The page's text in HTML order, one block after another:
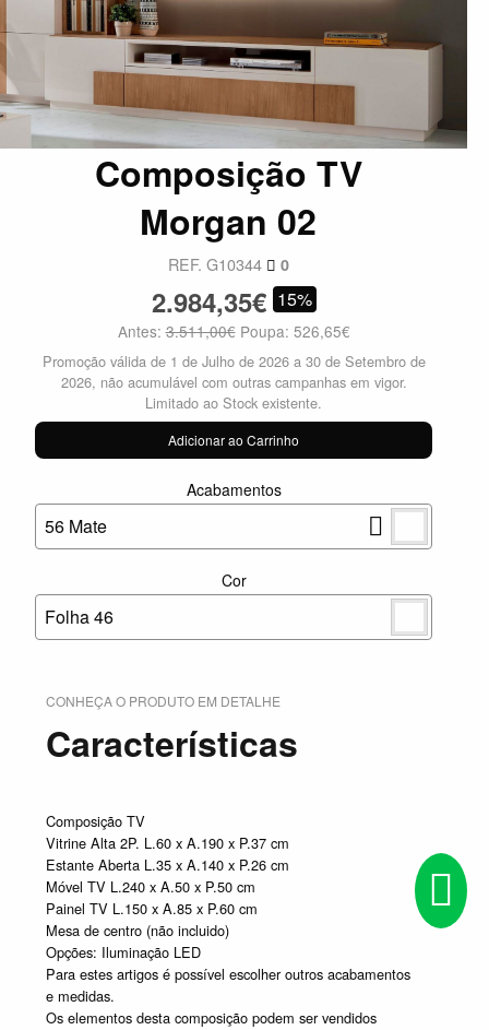
Composição TV
Morgan 02
REF. G10344 0
2.984,35€ 15%
Antes:3.511,00€ Poupa: 526,65€
Promoção válida de 1 de Julho de 2026 a 30 de Setembro de
2026, não acumulável com outras campanhas em vigor.
Limitado ao Stock existente.
Adicionar ao Carrinho
Acabamentos
56 Mate
Cor
Folha 46
CONHEÇA O PRODUTO EM DETALHE
Características
Composição TV
Vitrine Alta 2P. L.60 x A.190 x P.37 cm
Estante Aberta L.35 x A.140 x P.26 cm
Móvel TV L.240 x A.50 x P.50 cm
Painel TV L.150 x A.85 x P.60 cm
Mesa de centro (não incluido)
Opções: Iluminação LED
Para estes artigos é possível escolher outros acabamentos
e medidas.
Os elementos desta composição podem ser vendidos